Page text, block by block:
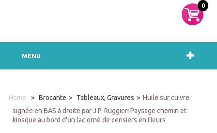
0
MENU
Home > Brocante > Tableaux, Gravures > Huile sur cuivre
signée en BAS à droite par J.P. Ruggieri Paysage chemin et
kiosque au bord d'un lac orné de cerisiers en fleurs